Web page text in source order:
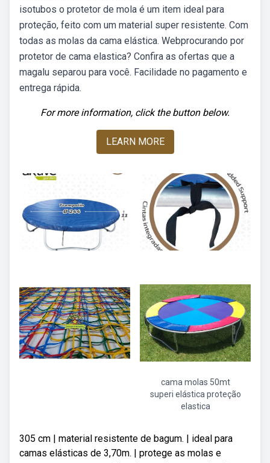
isotubos o protetor de mola é um item ideal para
proteção, feito com um material super resistente. Com
todas as molas da cama elástica. Webprocurando por
protetor de cama elastica? Confira as ofertas que a
magalu separou para você. Facilidade no pagamento e
entrega rápida.
For more information, click the button below.
LEARN MORE
cama molas 50mt
superi elástica proteção
elastica
305 cm | material resistente de bagum. | ideal para
camas elásticas de 3,70m. | protege as molas e